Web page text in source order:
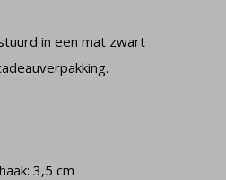
in een mat zwart
3,5 cm